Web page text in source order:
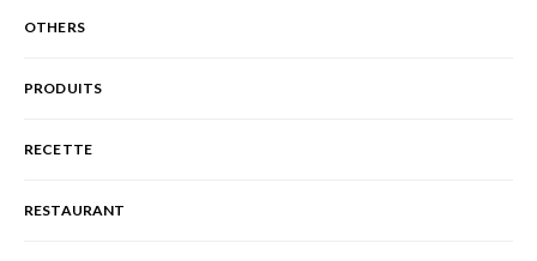
OTHERS
PRODUITS
RECETTE
RESTAURANT